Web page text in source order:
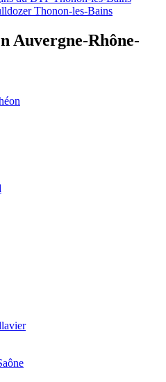
Thonon-les-Bains
Auvergne-Rhône-